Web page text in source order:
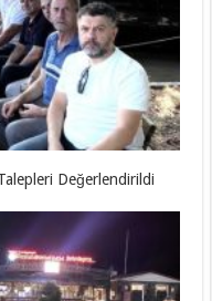
Değerlendirildi